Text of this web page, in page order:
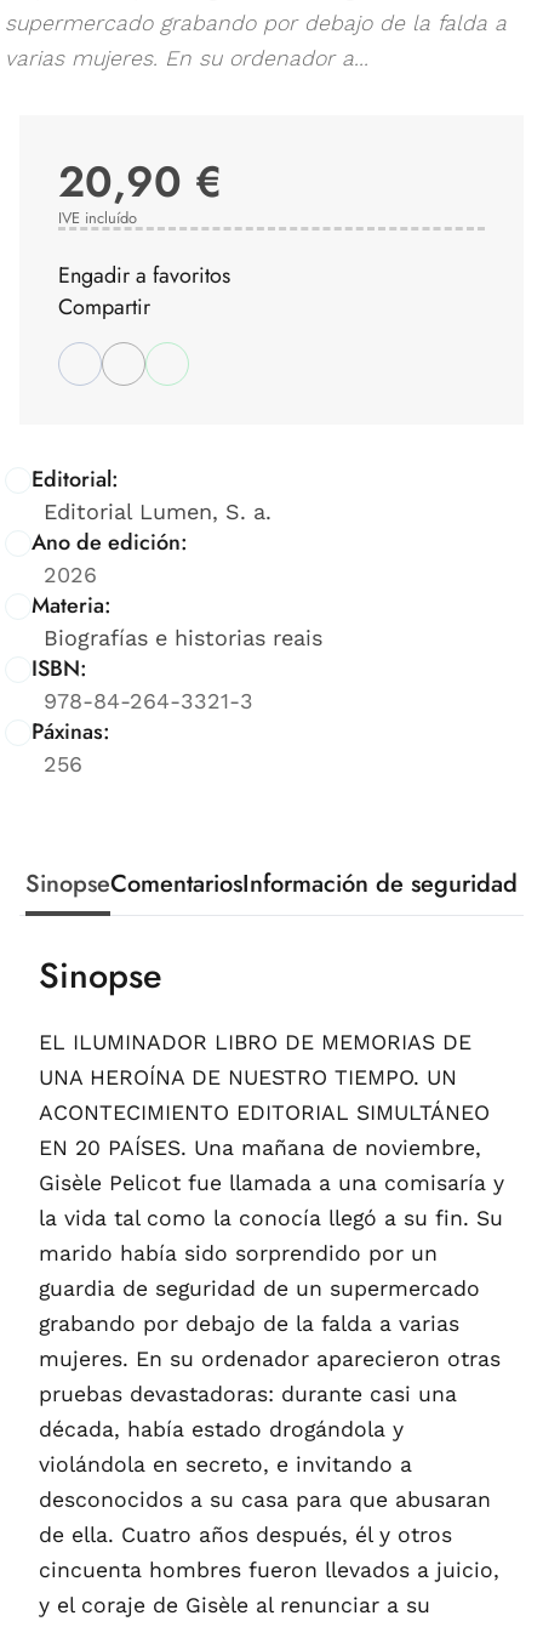
supermercado grabando por debajo de la falda a
varias mujeres. En su ordenador a...
Editorial:
Editorial Lumen, S. a.
Ano de edición:
2026
Materia:
Biografías e historias reais
ISBN:
978-84-264-3321-3
Páxinas:
256
20,90 €
IVE incluído
Engadir a favoritos
Compartir
SinopseComentariosInformación de seguridad
Sinopse
EL ILUMINADOR LIBRO DE MEMORIAS DE
UNA HEROÍNA DE NUESTRO TIEMPO. UN
ACONTECIMIENTO EDITORIAL SIMULTÁNEO
EN 20 PAÍSES. Una mañana de noviembre,
Gisèle Pelicot fue llamada a una comisaría y
la vida tal como la conocía llegó a su fin. Su
marido había sido sorprendido por un
guardia de seguridad de un supermercado
grabando por debajo de la falda a varias
mujeres. En su ordenador aparecieron otras
pruebas devastadoras: durante casi una
década, había estado drogándola y
violándola en secreto, e invitando a
desconocidos a su casa para que abusaran
de ella. Cuatro años después, él y otros
cincuenta hombres fueron llevados a juicio,
y el coraje de Gisèle al renunciar a su